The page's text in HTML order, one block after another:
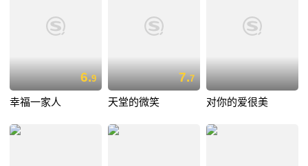
6.9
幸福一家人
7.7
天堂的微笑 对你的爱很美